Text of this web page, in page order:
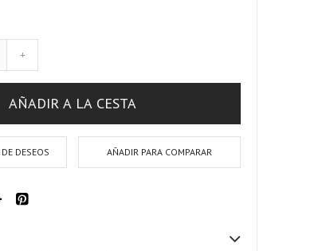
+
AÑADIR A LA CESTA
DESEOS AÑADIR PARA COMPARAR